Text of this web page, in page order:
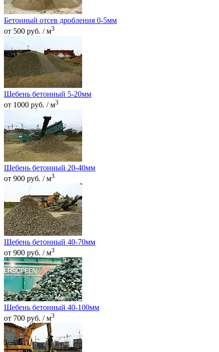
Бетонный отсев дробления 0-5мм
от 500 руб. / м3
Щебень бетонный 5-20мм
от 1000 руб. / м3
Щебень бетонный 20-40мм
от 900 руб. / м3
Щебень бетонный 40-70мм
от 900 руб. / м3
Щебень бетонный 40-100мм
от 700 руб. / м3